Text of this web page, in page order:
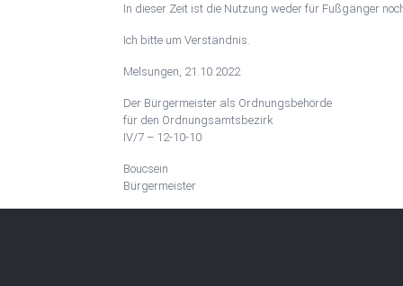
In dieser Zeit ist die Nutzung weder für Fußgänger
Ich bitte um Verständnis.
Melsungen, 21.10.2022
Der Bürgermeister als Ordnungsbehörde
für den Ordnungsamtsbezirk
IV/7 – 12-10-10
Boucsein
Bürgermeister